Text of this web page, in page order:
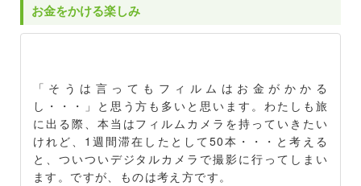
お金をかける楽しみ
「そうは言ってもフィルムはお金がかかる
し・・・」と思う方も多いと思います。わたしも旅
に出る際、本当はフィルムカメラを持っていきたい
けれど、1週間滞在したとして50本・・・と考える
と、ついついデジタルカメラで撮影に行ってしまい
ます。ですが、ものは考え方です。